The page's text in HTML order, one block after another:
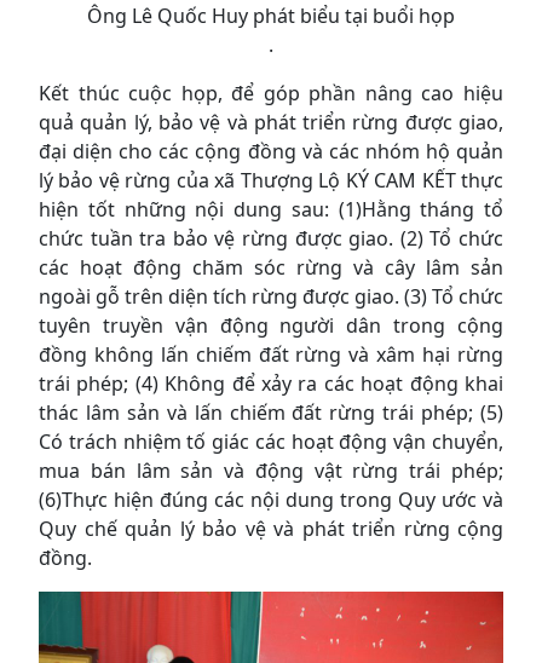
Ông Lê Quốc Huy phát biểu tại buổi họp
.
Kết thúc cuộc họp, để góp phần nâng cao hiệu
quả quản lý, bảo vệ và phát triển rừng được giao,
đại diện cho các cộng đồng và các nhóm hộ quản
lý bảo vệ rừng của xã Thượng Lộ KÝ CAM KẾT thực
hiện tốt những nội dung sau: (1)Hằng tháng tổ
chức tuần tra bảo vệ rừng được giao. (2) Tổ chức
các hoạt động chăm sóc rừng và cây lâm sản
ngoài gỗ trên diện tích rừng được giao. (3) Tổ chức
tuyên truyền vận động người dân trong cộng
đồng không lấn chiếm đất rừng và xâm hại rừng
trái phép; (4) Không để xảy ra các hoạt động khai
thác lâm sản và lấn chiếm đất rừng trái phép; (5)
Có trách nhiệm tố giác các hoạt động vận chuyển,
mua bán lâm sản và động vật rừng trái phép;
(6)Thực hiện đúng các nội dung trong Quy ước và
Quy chế quản lý bảo vệ và phát triển rừng cộng
đồng.